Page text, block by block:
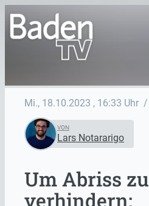
Mi., 18.10.2023 , 16:33 Uhr /
VON
Lars Notararigo
Um Abriss zu
verhindern: